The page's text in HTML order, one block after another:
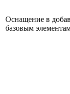
Оснащение в
базовым